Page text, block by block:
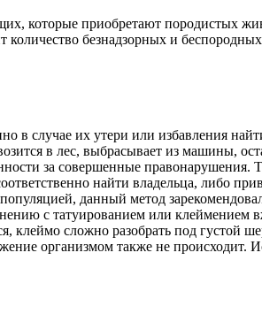
которые приобретают породистых
безнадзорных и
в случае их утери или избавления
в лес, выбрасывает из машины,
за совершенные
найти владельца, либо
данный метод
с татуированием или клеймением
клеймо сложно разобрать под густой
организмом также не